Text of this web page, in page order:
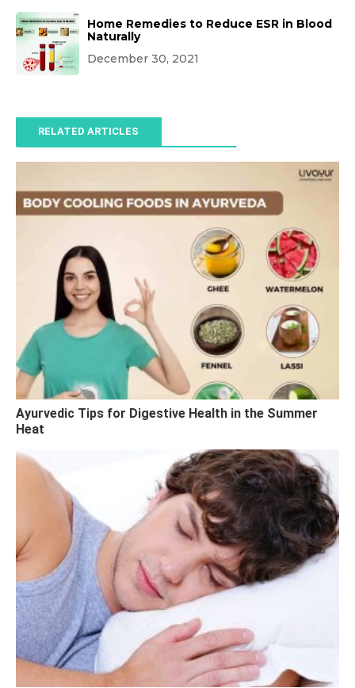
Home Remedies to Reduce ESR in Blood
Naturally
December 30, 2021
RELATED ARTICLES
Ayurvedic Tips for Digestive Health in the Summer
Heat